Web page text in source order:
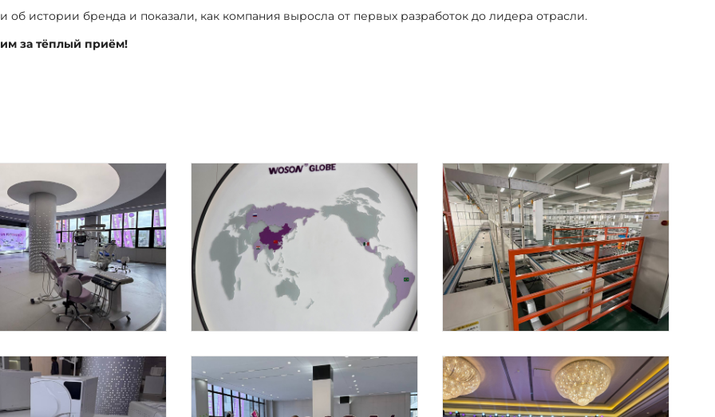
истории бренда и показали, как компания выросла от первых разработок до лидера отрасли.
за тёплый приём!